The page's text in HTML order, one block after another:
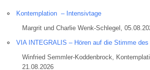
Kontemplation – Intensivtage
Margrit und Charlie Wenk-Schlegel,
VIA INTEGRALIS – Hören auf die Stimme des
Winfried Semmler-Koddenbrock,
21.08.2026